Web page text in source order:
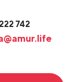
222 742